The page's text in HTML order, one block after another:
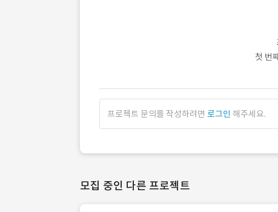
첫 번
프로젝트 문의를 작성하려면 로그인 해주세요.
모집 중인 다른 프로젝트